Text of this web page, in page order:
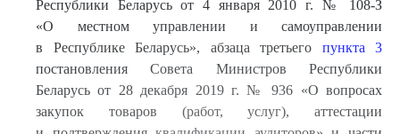
Республики Беларусь от 4 января 2010 г. № 108-З
«О местном управлении и самоуправлении
в Республике Беларусь», абзаца третьего пункта 3
постановления Совета Министров Республики
Беларусь от 28 декабря 2019 г. № 936 «О вопросах
закупок товаров (работ, услуг), аттестации